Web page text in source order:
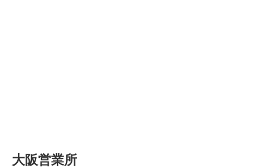
大阪営業所